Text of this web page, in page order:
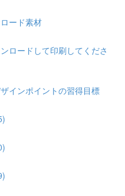
ード素材
ロードして印刷してくださ
インポイントの習得目標